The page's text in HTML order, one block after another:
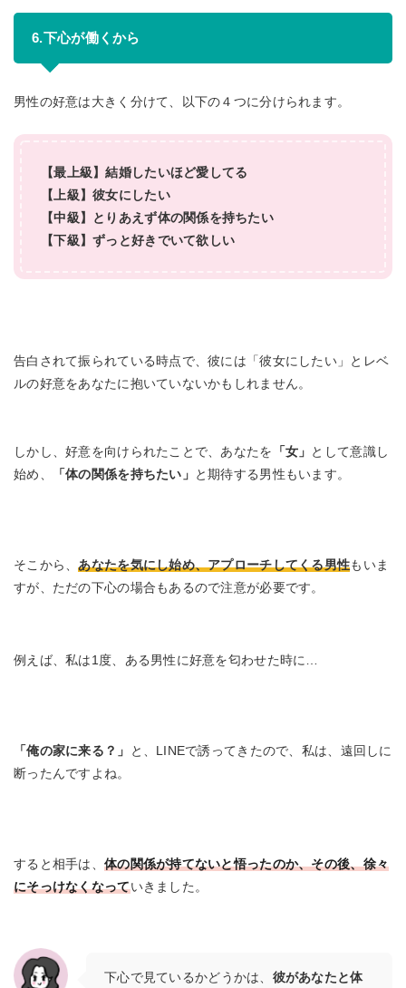
6.下心が働くから
男性の好意は大きく分けて、以下の４つに分けられます。
【最上級】結婚したいほど愛してる
【上級】彼女にしたい
【中級】とりあえず体の関係を持ちたい
【下級】ずっと好きでいて欲しい
告白されて振られている時点で、彼には「彼女にしたい」とレベ
ルの好意をあなたに抱いていないかもしれません。
しかし、好意を向けられたことで、あなたを 「女」 として意識し
始め、
「体の関係を持ちたい」 と期待する男性もいます。
そこから、あなたを気にし始め、アプローチしてくる男性もいま
すが、ただの下心の場合もあるので注意が必要です。
例えば、私は1度、ある男性に好意を匂わせた時に…
「俺の家に来る？」
と、LINEで誘ってきたので、私は、遠回しに
断ったんですよね。
すると相手は、 体の関係が持てないと悟ったのか、その後、徐々
にそっけなくなっていきました。
下心で見ているかどうかは、 彼があなたと体